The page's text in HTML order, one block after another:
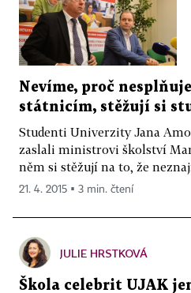
Nevíme, proč
státnicím, stěžují si
Studenti Univerzity Jana
zaslali ministrovi školství
něm si stěžují na to, že
21. 4. 2015 ▪ 3 min. čtení
JULIE HRSTKOVÁ
Škola celebrit UJAK